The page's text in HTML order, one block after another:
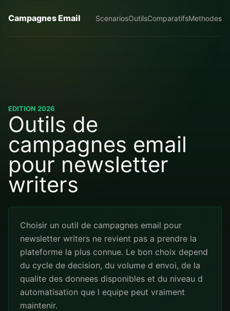
Campagnes Email ScenariosOutilsComparatifsMethodes
EDITION 2026
Outils de
campagnes email
pour newsletter
writers
Choisir un outil de campagnes email pour
newsletter writers ne revient pas a prendre la
plateforme la plus connue. Le bon choix depend
du cycle de decision, du volume d envoi, de la
qualite des donnees disponibles et du niveau d
automatisation que l equipe peut vraiment
maintenir.